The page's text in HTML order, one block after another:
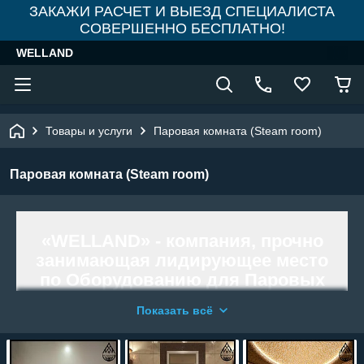
ЗАКАЖИ РАСЧЕТ И ВЫЕЗД СПЕЦИАЛИСТА
СОВЕРШЕННО БЕСПЛАТНО!
WELLAND
Товары и услуги Паровая комната (Steam room)
Паровая комната (Steam room)
по Оборудованию для Паровых
Паровая комната - это парильное
Показать всё